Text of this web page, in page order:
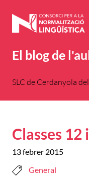
El blog de
SLC de Cerdanyola
Classes
13 febrer 2015
General